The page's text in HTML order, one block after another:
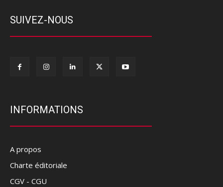
SUIVEZ-NOUS
INFORMATIONS
A propos
Charte éditoriale
CGV - CGU